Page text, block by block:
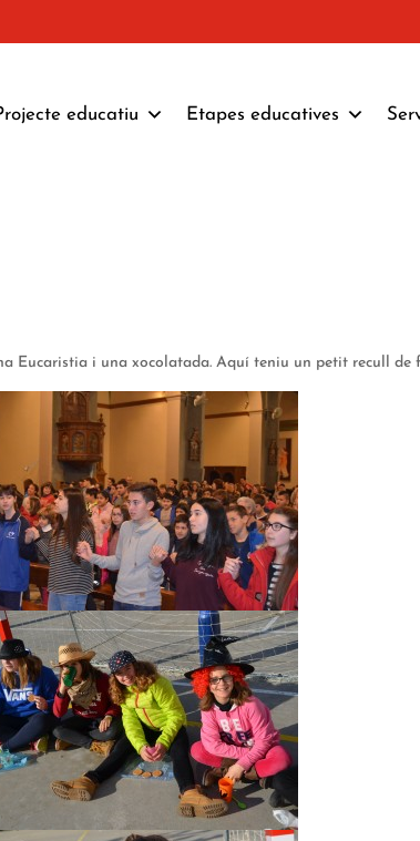
educatiu Etapes educatives
Eucaristia i una xocolatada. Aquí teniu un petit recull de